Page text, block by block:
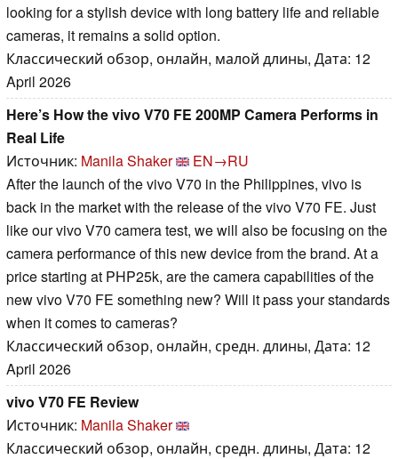
looking for a stylish device with long battery life and reliable
cameras, it remains a solid option.
Классический обзор, онлайн, малой длины, Дата: 12
April 2026
Here’s How the vivo V70 FE 200MP Camera Performs in
Real Life
Источник: Manila Shaker
EN→RU
After the launch of the vivo V70 in the Philippines, vivo is
back in the market with the release of the vivo V70 FE. Just
like our vivo V70 camera test, we will also be focusing on the
camera performance of this new device from the brand. At a
price starting at PHP25k, are the camera capabilities of the
new vivo V70 FE something new? Will it pass your standards
when it comes to cameras?
Классический обзор, онлайн, средн. длины, Дата: 12
April 2026
vivo V70 FE Review
Источник: Manila Shaker
Классический обзор, онлайн, средн. длины, Дата: 12